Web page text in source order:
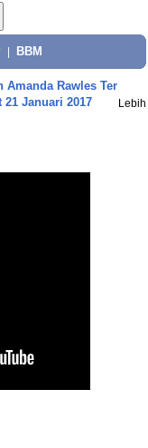
BBM
Amanda Rawles Ter
Januari 2017
Lebih